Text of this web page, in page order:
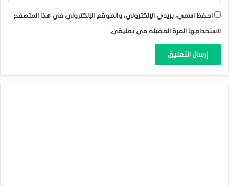
احفظ اسمي، بريدي الإلكتروني، والموقع الإلكتروني في هذا المتصفح
لاستخدامها المرة المقبلة في تعليقي.